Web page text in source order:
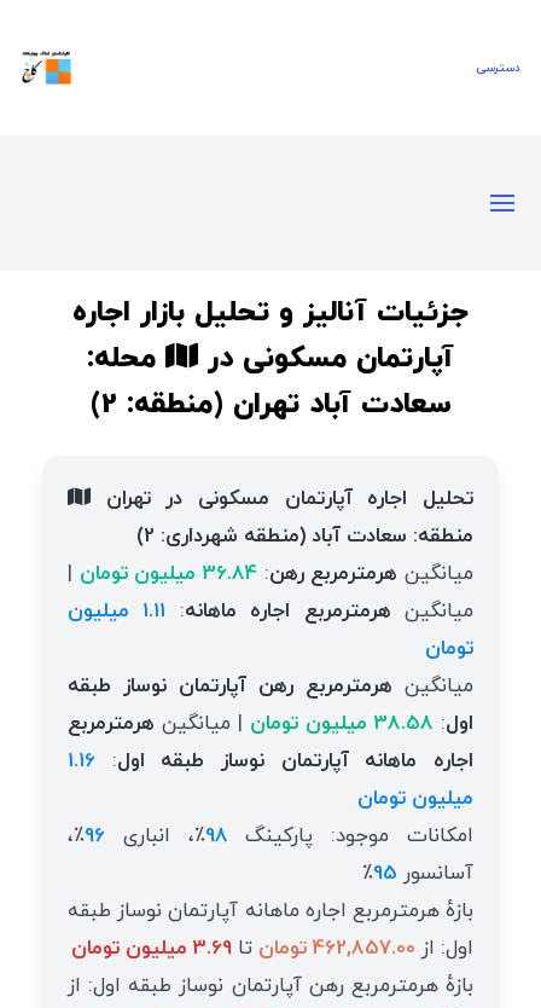
دسترسی‌
جزئیات آنالیز و تحلیل بازار اجاره
آپارتمان مسکونی در
محله:
سعادت آباد تهران (منطقه: 2)
تحلیل اجاره آپارتمان مسکونی در تهران
منطقه: سعادت آباد (منطقه شهرداری: 2)
میانگین هرمترمربع رهن: 36.84 میلیون تومان
|
میانگین هرمترمربع اجاره ماهانه:
1.11 میلیون
تومان
میانگین هرمترمربع رهن آپارتمان نوساز طبقه
اول: 38.58 میلیون تومان | میانگین هرمترمربع
اجاره ماهانه آپارتمان نوساز طبقه اول:
1.16
میلیون تومان
امکانات موجود: پارکینگ 98٪، انباری 96٪،
آسانسور 95٪
بازهٔ هرمترمربع اجاره ماهانه آپارتمان نوساز طبقه
اول: از 462,857.00 تومان تا 3.69 میلیون تومان
بازهٔ هرمترمربع رهن آپارتمان نوساز طبقه اول: از